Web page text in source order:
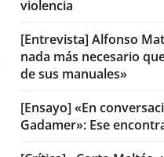
violencia
[Entrevista] Alfonso
nada más necesario
de sus manuales»
[Ensayo] «En
Gadamer»: Ese